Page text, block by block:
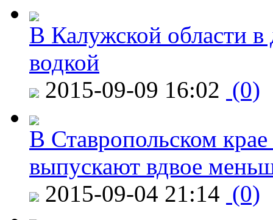
В Калужской области в
водкой
2015-09-09 16:02 (0)
В Ставропольском
выпускают вдвое
2015-09-04 21:14 (0)